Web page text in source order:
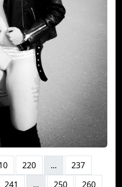
220 ...
237
241 ... 250 260